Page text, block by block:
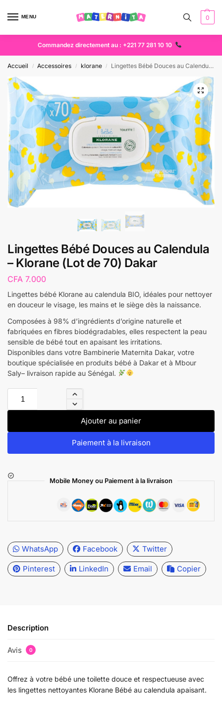
MENU 0
Commandez directement au : +221 77 281 10 10
Accueil / Accessoires / klorane / Lingettes Bébé Douces au Calendula – Klorane (Lot de 70) Dakar
Lingettes Bébé Douces au Calendula
– Klorane (Lot de 70) Dakar
CFA 7.000
Lingettes bébé Klorane au calendula BIO, idéales pour nettoyer
en douceur le visage, les mains et le siège dès la naissance.
Composées à 98% d’ingrédients d’origine naturelle et
fabriquées en fibres biodégradables, elles respectent la peau
sensible de bébé tout en apaisant les irritations.
Disponibles dans votre Bambinerie Maternita Dakar, votre
boutique spécialisée en produits bébé à Dakar et à Mbour
Saly– livraison rapide au Sénégal.
Ajouter au panier
Paiement à la livraison
Mobile Money ou Paiement à la livraison
WhatsApp Facebook Twitter
Pinterest LinkedIn Email Copier
Description
Avis 0
Offrez à votre bébé une toilette douce et respectueuse avec
les lingettes nettoyantes Klorane Bébé au calendula apaisant.